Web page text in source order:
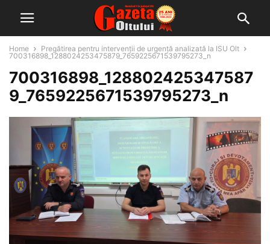
Home
Pregătirea pentru intervenții de urgență analizată la ISU Olt
700316898_1288024253475879_7659225671539795273_n
700316898_128802425347587
9_7659225671539795273_n